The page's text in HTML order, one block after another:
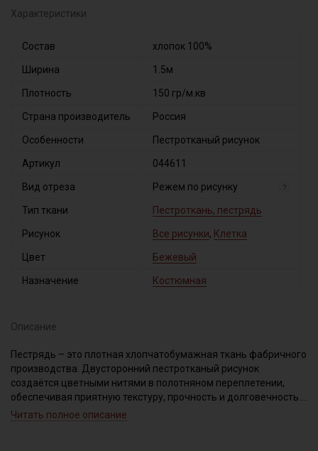
Характеристики
Состав хлопок 100%
Ширина 1.5м
Плотность 150 гр/м.кв
Страна производитель Россия
Особенности Пестротканый рисунок
Артикул 044611
Вид отреза Режем по рисунку ?
Тип ткани Пестроткань, пестрядь
Рисунок Все рисунки, Клетка
Цвет Бежевый
Назначение Костюмная
Описание
Пестрядь – это плотная хлопчатобумажная ткань фабричного
производства. Двусторонний пестротканый рисунок
создаётся цветными нитями в полотняном переплетении,
обеспечивая приятную текстуру, прочность и долговечность.
Идеально подходит для пошива традиционной одежды:
Читать полное описание